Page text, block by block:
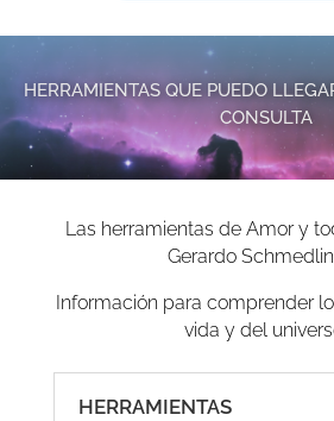
HERRAMIENTAS QUE PUEDO
CONSULTA
Las herramientas de Amor y
Gerardo
Información para comprender
vida y del
HERRAMIENTAS